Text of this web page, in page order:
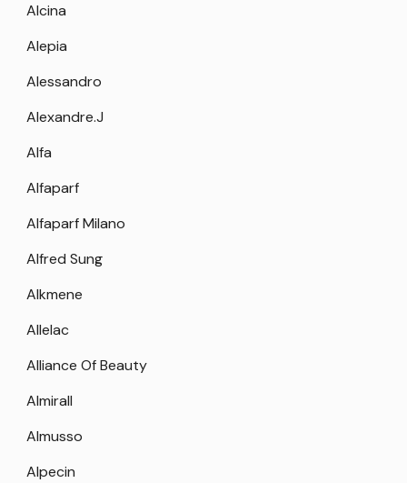
Alcina
Alepia
Alessandro
Alexandre.J
Alfa
Alfaparf
Alfaparf Milano
Alfred Sung
Alkmene
Allelac
Alliance Of Beauty
Almirall
Almusso
Alpecin